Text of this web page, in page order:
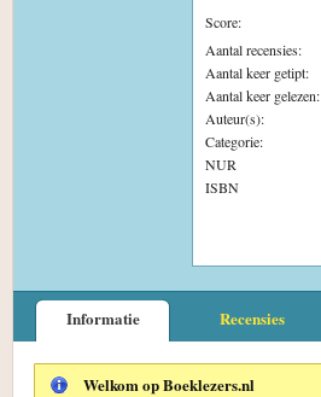
Score:
Aantal recensies:
Aantal keer getipt:
Aantal keer gelezen:
Auteur(s):
Categorie:
NUR
ISBN
Informatie Recensies
Welkom op Boeklezers.nl